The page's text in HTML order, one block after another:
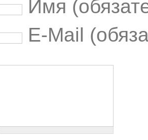
Имя
E-Mail